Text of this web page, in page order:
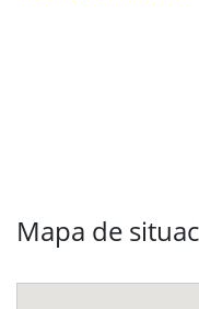
Mapa de